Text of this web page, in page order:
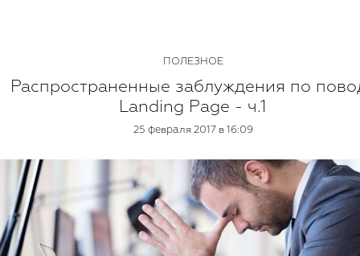
ПОЛЕЗНОЕ
Распространенные заблуждения по
Landing Page - ч.1
25 февраля 2017 в 16:09